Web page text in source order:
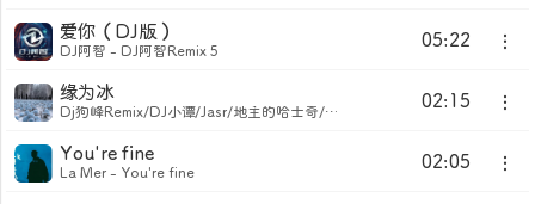
05:22
爱你（DJ版）
DJ阿智 - DJ阿智Remix 5
02:15
缘为冰
Dj狗峰Remix/DJ小谭/Jasr/地主的哈士奇/袁勇/Mking/2 - 想你的雪还是飘到了
02:05
You're fine
La Mer - You're fine